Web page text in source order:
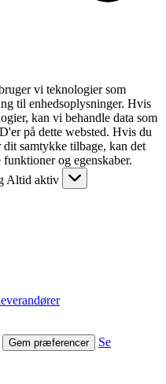
vi teknologier som
til enhedsoplysninger. Hvis
kan vi behandle data som
på dette websted. Hvis du
samtykke tilbage, kan det
og egenskaber.
Altid aktiv
Gem præferencer
Se